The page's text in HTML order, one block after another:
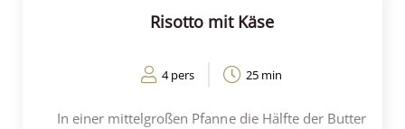
Risotto mit Käse
4 pers 25 min
In einer mittelgroßen Pfanne die Hälfte der Butter